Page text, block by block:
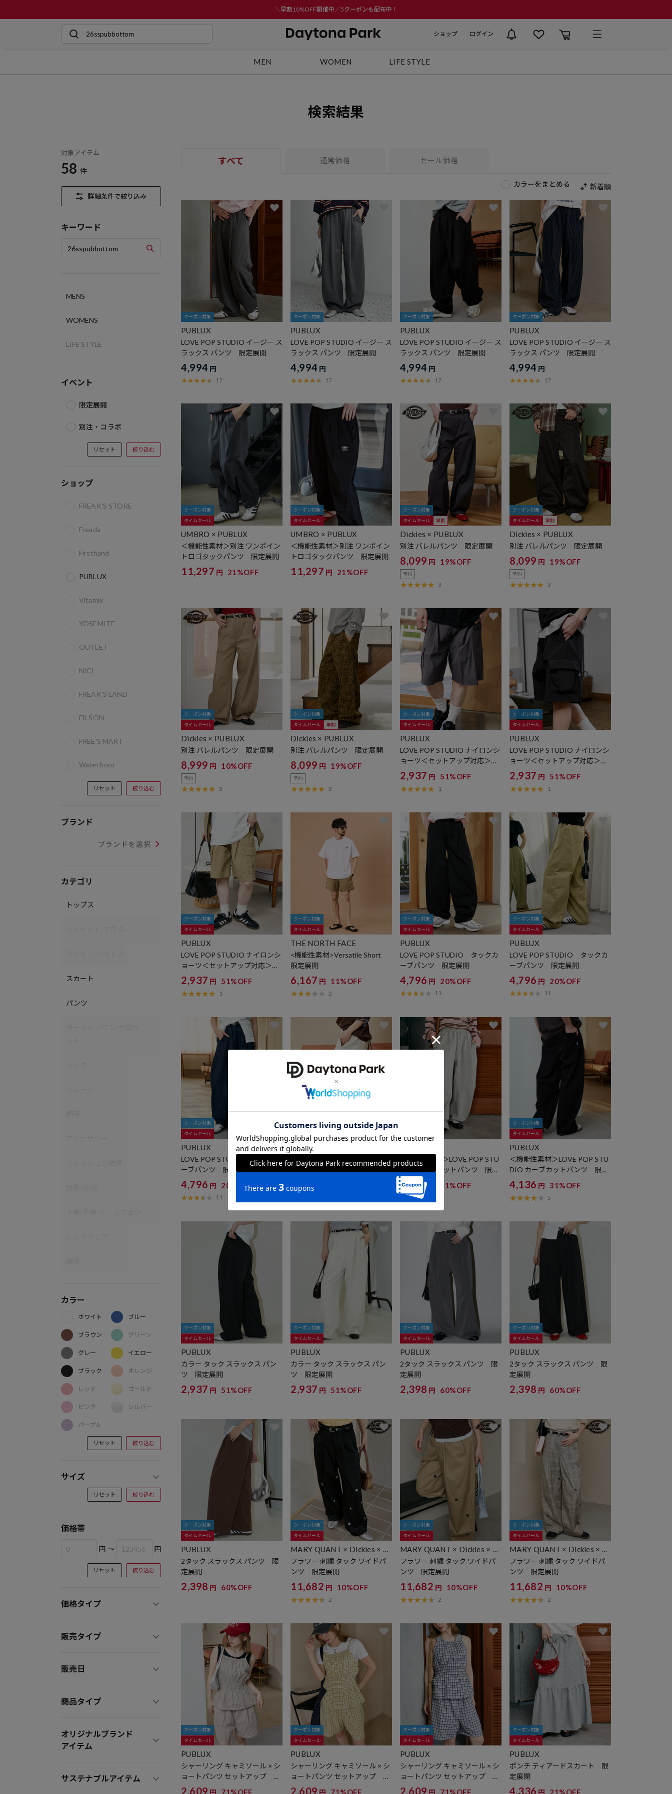
＼早割10%OFF開催中／5クーポンも配布中！
ショップ ログイン
MEN WOMEN LIFE STYLE
検索結果
対象アイテム
58 件
詳細条件で絞り込み
キーワード
MENS
WOMENS
LIFE STYLE
イベント
限定展開
別注・コラボ
リセット 絞り込む
ショップ
FREAK'S STORE
Freada
Firsthand
PUBLUX
Vitamix
YOSEMITE
OUTLET
NICI
FREAK'S LAND
FILSON
FREE'S MART
Waterfront
リセット 絞り込む
ブランド
ブランドを選択
カテゴリ
トップス
スカート
パンツ
カラー
ホワイト
ブラウン
グレー
ブラック
レッド
ピンク
パープル
ブルー
グリーン
イエロー
オレンジ
ゴールド
シルバー
リセット 絞り込む
サイズ
リセット 絞り込む
価格帯
円 ～ 円
リセット 絞り込む
価格タイプ
販売タイプ
販売日
商品タイプ
オリジナルブランド
アイテム
サステナブルアイテム
すべて 通常価格 セール価格
カラーをまとめる 新着順
クーポン対象
PUBLUX
LOVE POP STUDIO イージー ス
ラックス パンツ 限定展開
4,994 円
17
クーポン対象
PUBLUX
LOVE POP STUDIO イージー ス
ラックス パンツ 限定展開
4,994 円
17
クーポン対象
PUBLUX
LOVE POP STUDIO イージー ス
ラックス パンツ 限定展開
4,994 円
17
クーポン対象
PUBLUX
LOVE POP STUDIO イージー ス
ラックス パンツ 限定展開
4,994 円
17
クーポン対象
タイムセール
UMBRO × PUBLUX
＜機能性素材＞別注 ワンポイン
トロゴタックパンツ 限定展開
11,297 円 21%OFF
クーポン対象
タイムセール
UMBRO × PUBLUX
＜機能性素材＞別注 ワンポイン
トロゴタックパンツ 限定展開
11,297 円 21%OFF
クーポン対象
タイムセール
早割
Dickies × PUBLUX
別注 バレルパンツ 限定展開
8,099 円 19%OFF
予約
3
クーポン対象
タイムセール
早割
Dickies × PUBLUX
別注 バレルパンツ 限定展開
8,099 円 19%OFF
予約
3
クーポン対象
タイムセール
Dickies × PUBLUX
別注 バレルパンツ 限定展開
8,999 円 10%OFF
予約
3
クーポン対象
タイムセール
早割
Dickies × PUBLUX
別注 バレルパンツ 限定展開
8,099 円 19%OFF
予約
3
クーポン対象
タイムセール
PUBLUX
LOVE POP STUDIO ナイロンシ
ョーツ＜セットアップ対応＞
限定展開
2,937 円 51%OFF
1
クーポン対象
タイムセール
PUBLUX
LOVE POP STUDIO ナイロンシ
ョーツ＜セットアップ対応＞
限定展開
2,937 円 51%OFF
1
クーポン対象
タイムセール
PUBLUX
LOVE POP STUDIO ナイロンシ
ョーツ＜セットアップ対応＞
限定展開
2,937 円 51%OFF
1
クーポン対象
タイムセール
THE NORTH FACE
<機能性素材>Versatile Short
限定展開
6,167 円 11%OFF
2
クーポン対象
タイムセール
PUBLUX
LOVE POP STUDIO タックカ
ーブパンツ 限定展開
4,796 円 20%OFF
11
クーポン対象
タイムセール
PUBLUX
LOVE POP STUDIO タックカ
ーブパンツ 限定展開
4,796 円 20%OFF
11
クーポン対象
タイムセール
PUBLUX
LOVE POP STUDIO タックカ
ーブパンツ 限定展開
4,796 円 20%OFF
11
クーポン対象
PUBLUX
＜機能性素材＞LOVE POP STU
DIO カーブカットパンツ 限定
4,136
＜機能性素材＞LOVE POP STU
DIO カーブカットパンツ 限定
展開
4,136 31%OFF
クーポン対象
タイムセール
PUBLUX
＜機能性素材＞LOVE POP STU
DIO カーブカットパンツ 限定
展開
4,136 円 31%OFF
5
クーポン対象
タイムセール
PUBLUX
カラー タック スラックス パン
ツ 限定展開
2,937 円 51%OFF
クーポン対象
タイムセール
PUBLUX
カラー タック スラックス パン
ツ 限定展開
2,937 円 51%OFF
クーポン対象
タイムセール
PUBLUX
2タック スラックス パンツ 限
定展開
2,398 円 60%OFF
クーポン対象
タイムセール
PUBLUX
2タック スラックス パンツ 限
定展開
2,398 円 60%OFF
クーポン対象
タイムセール
PUBLUX
2タック スラックス パンツ 限
定展開
2,398 円 60%OFF
クーポン対象
タイムセール
MARY QUANT × Dickies × P
UBLUX
フラワー 刺繍 タック ワイドパ
ンツ 限定展開
11,682 円 10%OFF
2
クーポン対象
タイムセール
MARY QUANT × Dickies × P
UBLUX
フラワー 刺繍 タック ワイドパ
ンツ 限定展開
11,682 円 10%OFF
2
クーポン対象
タイムセール
MARY QUANT × Dickies × P
UBLUX
フラワー 刺繍 タック ワイドパ
ンツ 限定展開
11,682 円 10%OFF
2
クーポン対象
タイムセール
PUBLUX
シャーリング キャミソール × シ
ョートパンツ セットアップ 限
定展開
2,609 円 71%OFF
クーポン対象
タイムセール
PUBLUX
シャーリング キャミソール × シ
ョートパンツ セットアップ 限
定展開
2,609 円 71%OFF
クーポン対象
タイムセール
PUBLUX
シャーリング キャミソール × シ
ョートパンツ セットアップ 限
定展開
2,609 円 71%OFF
クーポン対象
タイムセール
PUBLUX
ポンチ ティアードスカート 限
定展開
4,336 円 21%OFF